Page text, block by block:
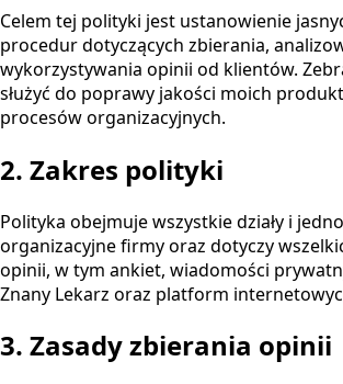
Celem tej polityki jest ustanowienie
procedur dotyczących zbierania,
wykorzystywania opinii od klientów.
służyć do poprawy jakości moich
procesów organizacyjnych.
2. Zakres polityki
Polityka obejmuje wszystkie działy i
organizacyjne firmy oraz dotyczy
opinii, w tym ankiet, wiadomości
Znany Lekarz oraz platform
3. Zasady zbierania opinii